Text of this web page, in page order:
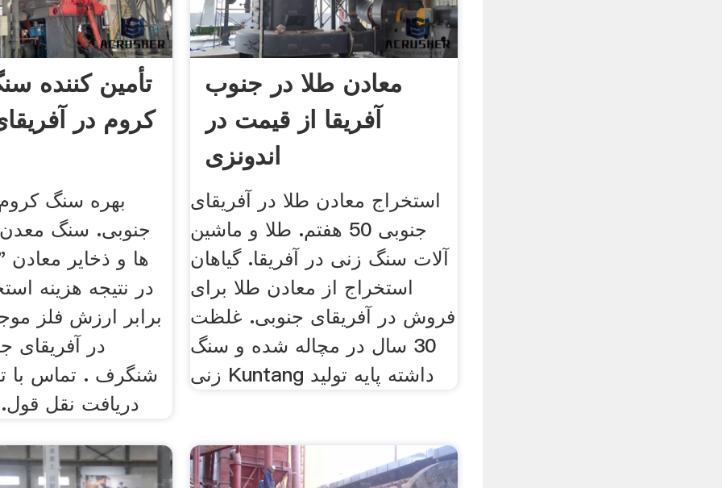
تأمین کننده
کروم در
بهره سنگ
جنوبی. سنگ
ها و ذخایر معادن
در نتیجه هزینه
برابر ارزش فلز
در آفریقای
شنگرف . تماس با
دریافت نقل قول.
معادن طلا در جنوب
آفریقا از قیمت در
اندونزی
استخراج معادن طلا در آفریقای
جنوبی 50 هفتم. طلا و ماشین
آلات سنگ زنی در آفریقا. گیاهان
استخراج از معادن طلا برای
فروش در آفریقای جنوبی. غلظت
30 سال در مچاله شده و سنگ
زنی Kuntang داشته پایه تولید